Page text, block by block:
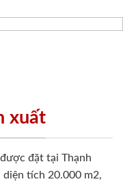
xuất
đặt tại Thạnh
diện tích 20.000 m2,